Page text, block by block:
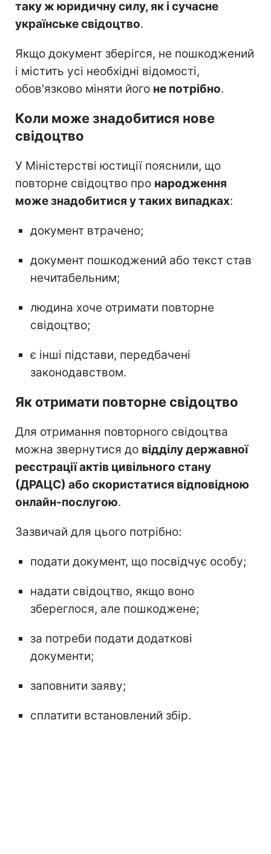
таку ж юридичну силу, як і сучасне
українське свідоцтво.
Якщо документ зберігся, не пошкоджений
і містить усі необхідні відомості,
обов'язково міняти його не потрібно.
Коли може знадобитися нове
свідоцтво
У Міністерстві юстиції пояснили, що
повторне свідоцтво про народження
може знадобитися у таких випадках:
документ втрачено;
документ пошкоджений або текст став
нечитабельним;
людина хоче отримати повторне
свідоцтво;
є інші підстави, передбачені
законодавством.
Як отримати повторне свідоцтво
Для отримання повторного свідоцтва
можна звернутися до відділу державної
реєстрації актів цивільного стану
(ДРАЦС) або скористатися відповідною
онлайн-послугою.
Зазвичай для цього потрібно:
подати документ, що посвідчує особу;
надати свідоцтво, якщо воно
збереглося, але пошкоджене;
за потреби подати додаткові
документи;
заповнити заяву;
сплатити встановлений збір.